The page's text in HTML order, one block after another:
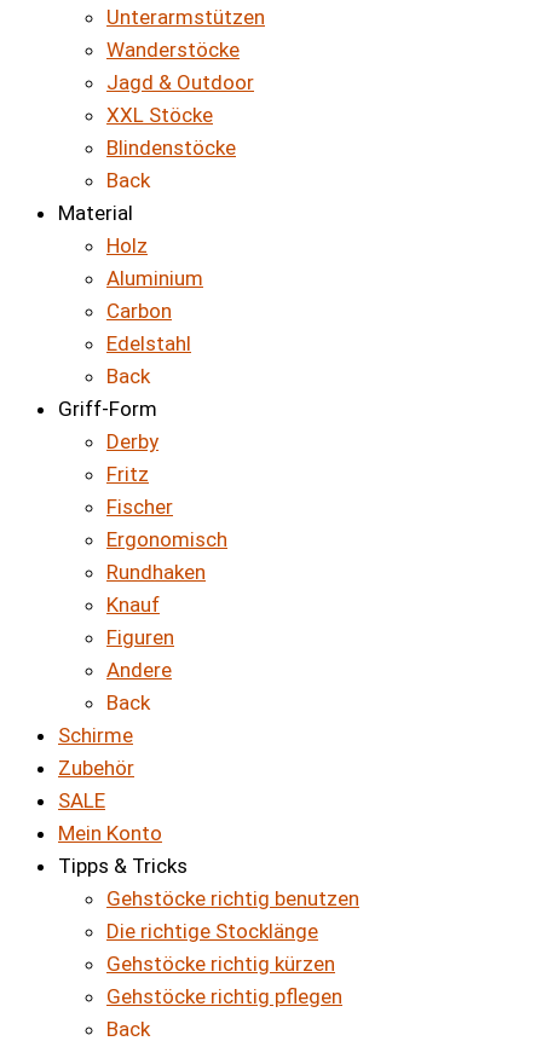
Unterarmstützen
Wanderstöcke
Jagd & Outdoor
XXL Stöcke
Blindenstöcke
Back
Material
Holz
Aluminium
Carbon
Edelstahl
Back
Griff-Form
Derby
Fritz
Fischer
Ergonomisch
Rundhaken
Knauf
Figuren
Andere
Back
Schirme
Zubehör
SALE
Mein Konto
Tipps & Tricks
Gehstöcke richtig benutzen
Die richtige Stocklänge
Gehstöcke richtig kürzen
Gehstöcke richtig pflegen
Back